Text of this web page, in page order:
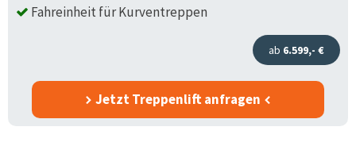
Fahreinheit für Kurventreppen
ab 6.599,- €
Jetzt Treppenlift anfragen